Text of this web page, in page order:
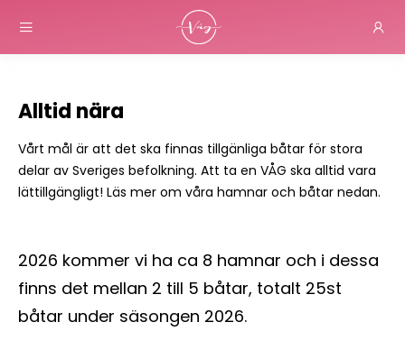
Alltid nära
Vårt mål är att det ska finnas tillgänliga båtar för stora
delar av Sveriges befolkning. Att ta en VÅG ska alltid vara
lättillgängligt! Läs mer om våra hamnar och båtar nedan.
2026 kommer vi ha ca 8 hamnar och i dessa
finns det mellan 2 till 5 båtar, totalt 25st
båtar under säsongen 2026.